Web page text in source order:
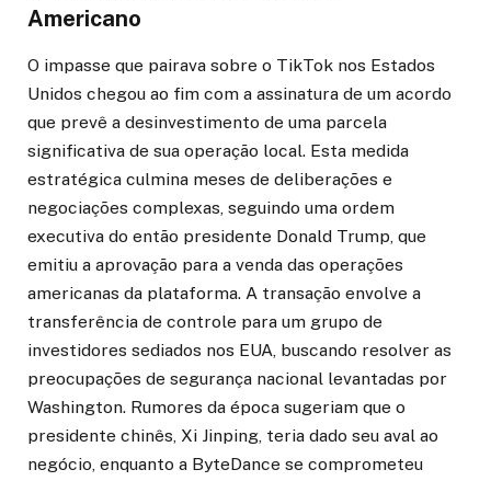
Americano
O impasse que pairava sobre o TikTok nos Estados
Unidos chegou ao fim com a assinatura de um acordo
que prevê a desinvestimento de uma parcela
significativa de sua operação local. Esta medida
estratégica culmina meses de deliberações e
negociações complexas, seguindo uma ordem
executiva do então presidente Donald Trump, que
emitiu a aprovação para a venda das operações
americanas da plataforma. A transação envolve a
transferência de controle para um grupo de
investidores sediados nos EUA, buscando resolver as
preocupações de segurança nacional levantadas por
Washington. Rumores da época sugeriam que o
presidente chinês, Xi Jinping, teria dado seu aval ao
negócio, enquanto a ByteDance se comprometeu